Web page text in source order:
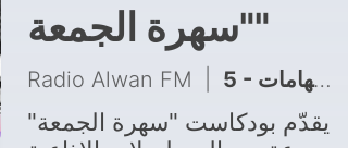
"سهرة الجمعة"
Radio Alwan FM 5 - المتهم رقم واحد.. دراما تكشف الحقيقة خلف الاتهامات
يقدّم بودكاست "سهرة الجمعة"